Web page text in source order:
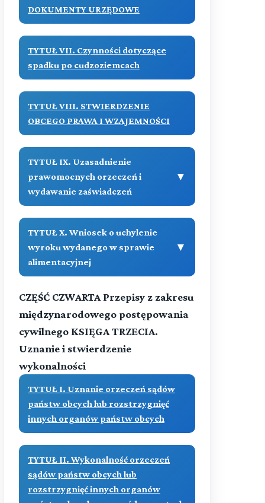
DOKUMENTY URZĘDOWE
TYTUŁ VII. Czynności dotyczące
spadku po cudzoziemcach
TYTUŁ VIII. STWIERDZENIE
OBCEGO PRAWA I WZAJEMNOŚCI
TYTUŁ IX. Uzasadnienie
prawomocnych orzeczeń i
wydawanie zaświadczeń
▼
(art. - )
Przeczytaj zawartość działu
TYTUŁ X. Wniosek o uchylenie
wyroku wydanego w sprawie
alimentacyjnej
▼
(art. 1144[2]-1144[2])
Treść
Przeczytaj zawartość działu
CZĘŚĆ CZWARTA Przepisy z zakresu
międzynarodowego postępowania
cywilnego KSIĘGA TRZECIA.
Uznanie i stwierdzenie
wykonalności
TYTUŁ I. Uznanie orzeczeń sądów
państw obcych lub rozstrzygnięć
innych organów państw obcych
TYTUŁ II. Wykonalność orzeczeń
sądów państw obcych lub
rozstrzygnięć innych organów